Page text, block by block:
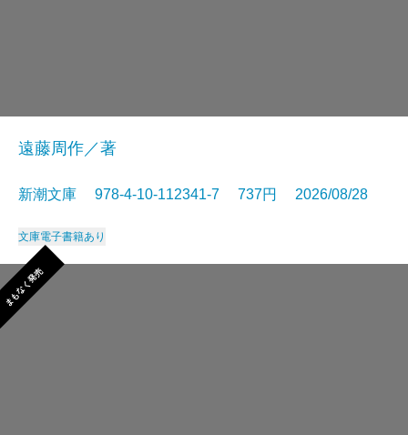
遠藤周作／著
新潮文庫 978-4-10-112341-7 737円 2026/08/28
文庫電子書籍あり
まもなく発売